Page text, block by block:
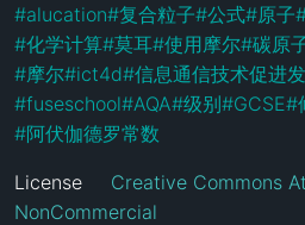
#alucation#复合粒子#公式#原子
#化学计算#莫耳#使用摩尔#碳原
#摩尔#ict4d#信息通信技术促进
#fuseschool#AQA#级别#GCSE#
#阿伏伽德罗常数
License
Creative Commons
NonCommercial